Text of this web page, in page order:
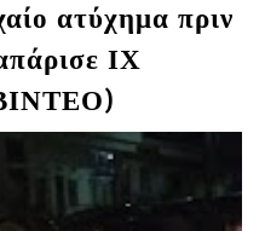
ατύχημα πριν
ΙΧ